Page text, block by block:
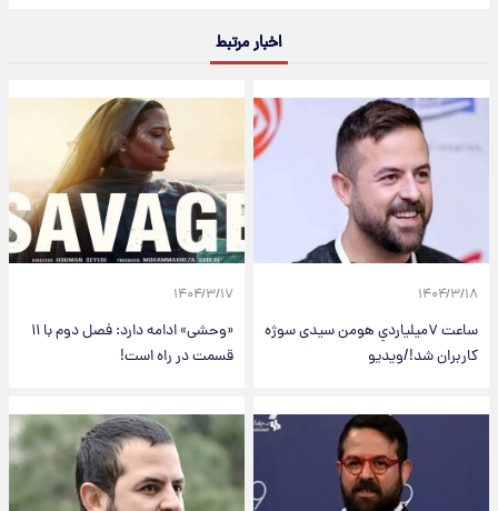
اخبار مرتبط
۱۴۰۴/۳/۱۸
ساعت ۷میلیاردیِ هومن سیدی سوژه
کاربران شد!/ویدیو
۱۴۰۴/۳/۱۷
«وحشی» ادامه دارد: فصل دوم با ۱۱
قسمت در راه است!